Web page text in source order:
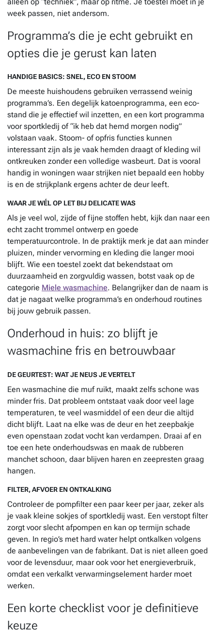
week passen, niet andersom.
Programma’s die je echt gebruikt en
opties die je gerust kan laten
HANDIGE BASICS: SNEL, ECO EN STOOM
De meeste huishoudens gebruiken verrassend weinig
programma’s. Een degelijk katoenprogramma, een eco-
stand die je effectief wil inzetten, en een kort programma
voor sportkledij of “ik heb dat hemd morgen nodig”
volstaan vaak. Stoom- of opfris functies kunnen
interessant zijn als je vaak hemden draagt of kleding wil
ontkreuken zonder een volledige wasbeurt. Dat is vooral
handig in woningen waar strijken niet bepaald een hobby
is en de strijkplank ergens achter de deur leeft.
WAAR JE WÉL OP LET BIJ DELICATE WAS
Als je veel wol, zijde of fijne stoffen hebt, kijk dan naar een
echt zacht trommel ontwerp en goede
temperatuurcontrole. In de praktijk merk je dat aan minder
pluizen, minder vervorming en kleding die langer mooi
blijft. Wie een toestel zoekt dat bekendstaat om
duurzaamheid en zorgvuldig wassen, botst vaak op de
categorie Miele wasmachine. Belangrijker dan de naam is
dat je nagaat welke programma’s en onderhoud routines
bij jouw gebruik passen.
Onderhoud in huis: zo blijft je
wasmachine fris en betrouwbaar
DE GEURTEST: WAT JE NEUS JE VERTELT
Een wasmachine die muf ruikt, maakt zelfs schone was
minder fris. Dat probleem ontstaat vaak door veel lage
temperaturen, te veel wasmiddel of een deur die altijd
dicht blijft. Laat na elke was de deur en het zeepbakje
even openstaan zodat vocht kan verdampen. Draai af en
toe een hete onderhoudswas en maak de rubberen
manchet schoon, daar blijven haren en zeepresten graag
hangen.
FILTER, AFVOER EN ONTKALKING
Controleer de pompfilter een paar keer per jaar, zeker als
je vaak kleine sokjes of sportkledij wast. Een verstopt filter
zorgt voor slecht afpompen en kan op termijn schade
geven. In regio’s met hard water helpt ontkalken volgens
de aanbevelingen van de fabrikant. Dat is niet alleen goed
voor de levensduur, maar ook voor het energieverbruik,
omdat een verkalkt verwarmingselement harder moet
werken.
Een korte checklist voor je definitieve
keuze